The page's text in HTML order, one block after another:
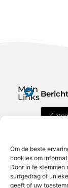
Om de beste
cookies om
Door in te
surfgedrag of
geeft of uw
Main
Links